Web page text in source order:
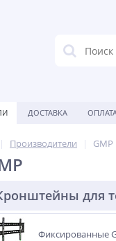
ДОСТАВКА
Производители GMP
для
Фиксированные